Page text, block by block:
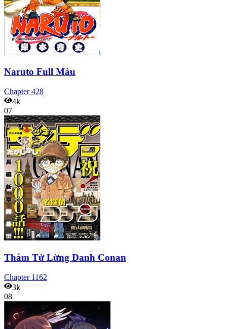
Naruto Full Màu
Chapter428
4k
07
Thám Tử Lừng Danh Conan
Chapter 1162
3k
08